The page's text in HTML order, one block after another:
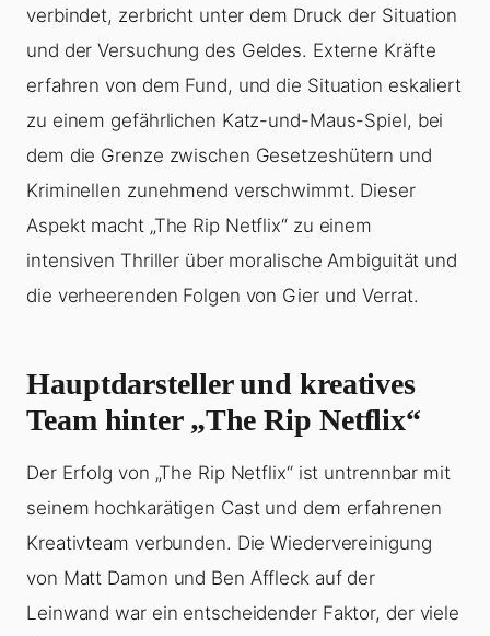
verbindet, zerbricht unter dem Druck der Situation
und der Versuchung des Geldes. Externe Kräfte
erfahren von dem Fund, und die Situation eskaliert
zu einem gefährlichen Katz-und-Maus-Spiel, bei
dem die Grenze zwischen Gesetzeshütern und
Kriminellen zunehmend verschwimmt. Dieser
Aspekt macht „The Rip Netflix“ zu einem
intensiven Thriller über moralische Ambiguität und
die verheerenden Folgen von Gier und Verrat.
Hauptdarsteller und kreatives
Team hinter „The Rip Netflix“
Der Erfolg von „The Rip Netflix“ ist untrennbar mit
seinem hochkarätigen Cast und dem erfahrenen
Kreativteam verbunden. Die Wiedervereinigung
von Matt Damon und Ben Affleck auf der
Leinwand war ein entscheidender Faktor, der viele